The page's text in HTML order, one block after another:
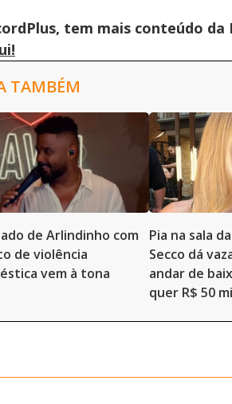
tem mais conteúdo da
TAMBÉM
de Arlindinho com
de violência
vem à tona
Pia na sala
Secco dá
andar de
quer R$ 50